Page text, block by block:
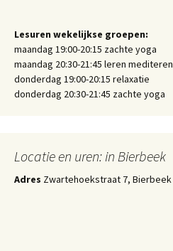
Lesuren wekelijkse groepen:
maandag 19:00-20:15 zachte yoga
maandag 20:30-21:45 leren mediteren
donderdag 19:00-20:15 relaxatie
donderdag 20:30-21:45 zachte yoga
Locatie en uren: in Bierbeek
Adres Zwartehoekstraat 7, Bierbeek